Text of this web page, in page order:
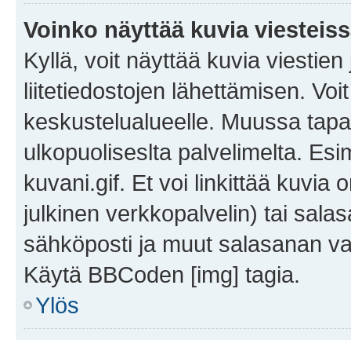
Voinko näyttää kuvia
Kyllä, voit näyttää kuvia
liitetiedostojen lähettämisen.
keskustelualueelle. Muussa
ulkopuoliseslta palvelimelta.
kuvani.gif. Et voi linkittää kuvia
julkinen verkkopalvelin) tai
sähköposti ja muut salasanan
Käytä BBCoden [img] tagia.
Ylös